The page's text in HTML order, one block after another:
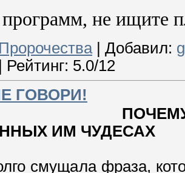
не ищите
Пророчества| Добавил:
| Рейтинг: 5.0/12
ГОВОРИ!
ИИСУС
ИМ ЧУДЕСАХ
смущала фраза,